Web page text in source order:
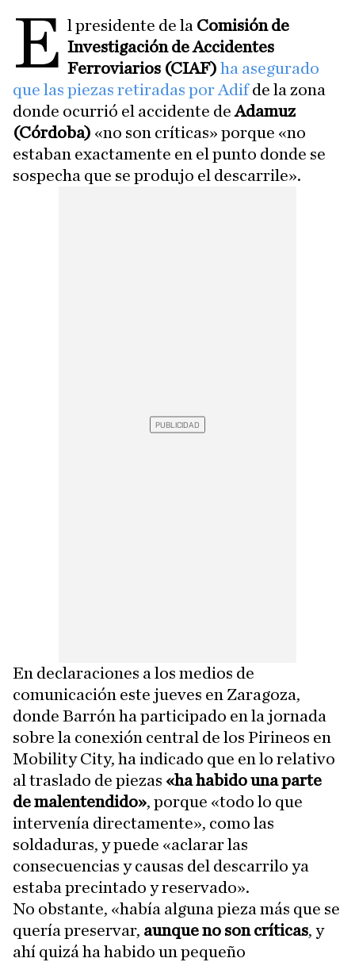
E l presidente de la Comisión de
Investigación de Accidentes
Ferroviarios (CIAF)ha asegurado
que las piezas retiradas por Adifde la zona
donde ocurrió el accidente deAdamuz
(Córdoba) «no son críticas» porque «no
estaban exactamente en el punto donde se
sospecha que se produjo el descarrile».
En declaraciones a los medios de
comunicación este jueves en Zaragoza,
donde Barrón ha participado en la jornada
sobre la conexión central de los Pirineos en
Mobility City, ha indicado que en lo relativo
al traslado de piezas «ha habido una parte
de malentendido», porque «todo lo que
intervenía directamente», como las
soldaduras, y puede «aclarar las
consecuencias y causas del descarrilo ya
estaba precintado y reservado».
No obstante, «había alguna pieza más que se
quería preservar, aunque no son críticas, y
ahí quizá ha habido un pequeño